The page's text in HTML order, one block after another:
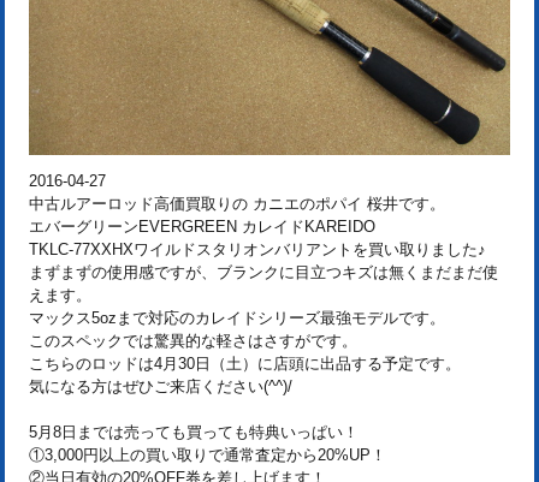
2016-04-27
中古ルアーロッド高価買取りの カニエのポパイ 桜井です。
エバーグリーンEVERGREEN カレイドKAREIDO
TKLC-77XXHXワイルドスタリオンバリアントを買い取りました♪
まずまずの使用感ですが、ブランクに目立つキズは無くまだまだ使
えます。
マックス5ozまで対応のカレイドシリーズ最強モデルです。
このスペックでは驚異的な軽さはさすがです。
こちらのロッドは4月30日（土）に店頭に出品する予定です。
気になる方はぜひご来店ください(^^)/
5月8日までは売っても買っても特典いっぱい！
①3,000円以上の買い取りで通常査定から20%UP！
②当日有効の20%OFF券を差し上げます！